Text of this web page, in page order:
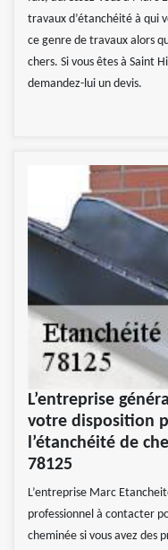
travaux d’étanchéité à qui
ce genre de travaux alors
chers. Si vous êtes à Saint
demandez-lui un devis.
L’entreprise
votre disposition
l’étanchéité de
78125
L’entreprise Marc
professionnel à contacter
cheminée si vous avez des